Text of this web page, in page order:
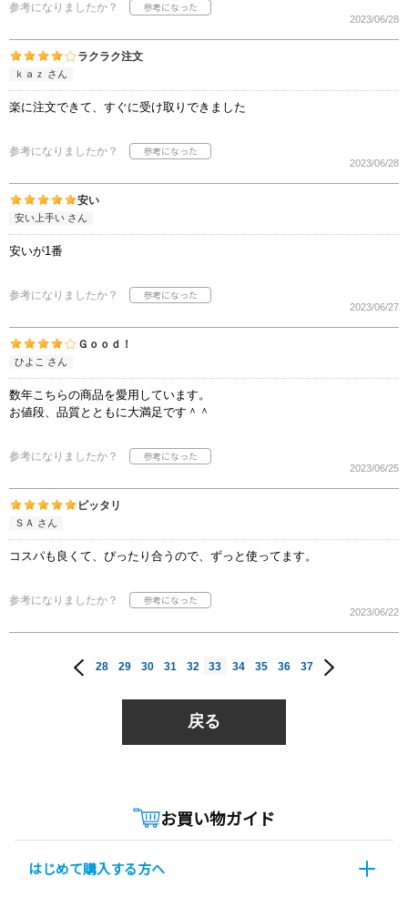
参考になりましたか？
2023/06/28
ラクラク注文
ｋａｚ さん
楽に注文できて、すぐに受け取りできました
参考になりましたか？
2023/06/28
安い
安い上手い さん
安いが1番
参考になりましたか？
2023/06/27
Ｇｏｏｄ！
ひよこ さん
数年こちらの商品を愛用しています。
お値段、品質とともに大満足です＾＾
参考になりましたか？
2023/06/25
ピッタリ
ＳＡ さん
コスパも良くて、ぴったり合うので、ずっと使ってます。
参考になりましたか？
2023/06/22
28 29 30 31 32 33 34 35 36 37
戻る
お買い物ガイド
はじめて購入する方へ